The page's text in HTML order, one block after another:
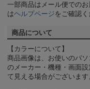
一部商品はメール便での
はヘルプページをご確認く
商品について
【カラーについて】
商品画像は、お使いのパ
のメーカー・機種・画面
て見える場合がございま